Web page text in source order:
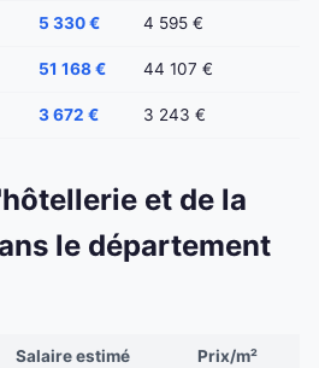
5 330 € 4 595 €
51 168 € 44 107 €
3 672 € 3 243 €
et de la
le département
Salaire estimé Prix/m²